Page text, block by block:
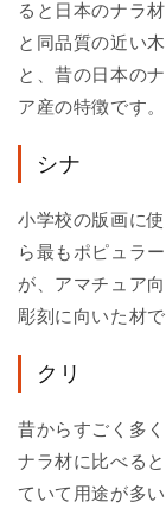
ると日本のナラ
と同品質の近い
と、昔の日本の
ア産の特徴です。
シナ
小学校の版画に
ら最もポピュラ
が、アマチュア
彫刻に向いた材で
クリ
昔からすごく多
ナラ材に比べる
ていて用途が多